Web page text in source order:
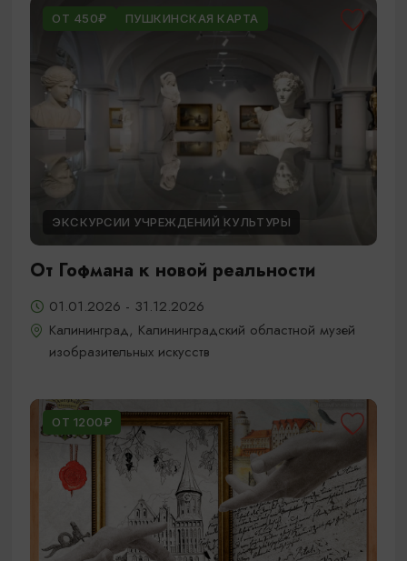
ОТ 450₽ ПУШКИНСКАЯ КАРТА
ЭКСКУРСИИ УЧРЕЖДЕНИЙ КУЛЬТУРЫ
От Гофмана к новой реальности
01.01.2026 - 31.12.2026
Калининград, Калининградский областной музей
изобразительных искусств
ОТ 1200₽